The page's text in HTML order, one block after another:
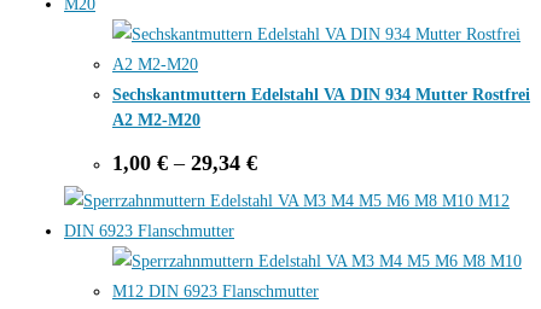
Sechskantmuttern Edelstahl VA DIN 934 Mutter Rostfrei
A2 M2-M20
1,00 € – 29,34 €Price
1,00 €